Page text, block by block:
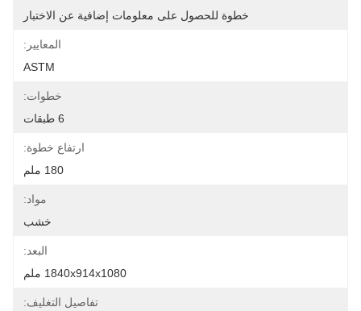
خطوة للحصول على معلومات إضافية عن الاختبار
المعايير:
ASTM
خطوات:
ارتفاع خطوة:
180 ملم
مواد:
خشب
البعد:
1840x914x1080 ملم
تفاصيل التغليف: